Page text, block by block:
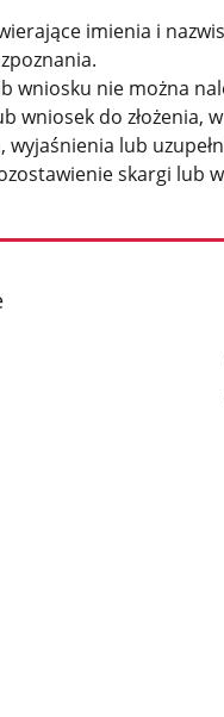
imienia i
wniosku nie można
wniosek do złożenia,
wyjaśnienia lub
skargi lub